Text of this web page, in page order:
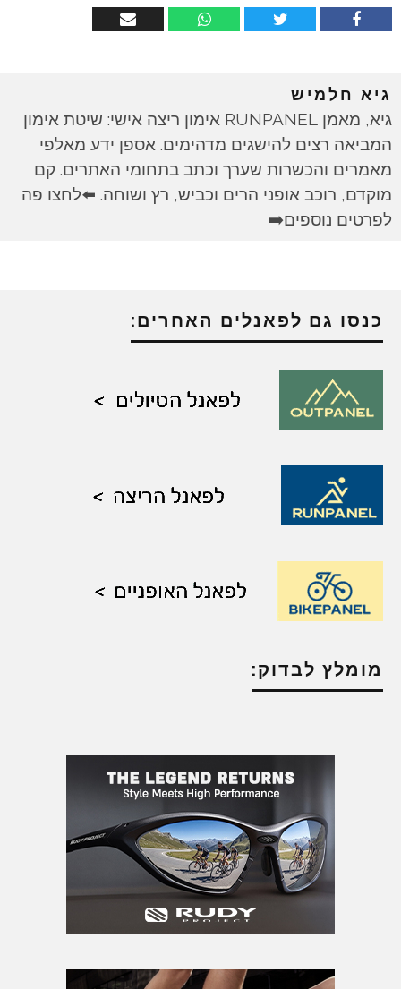
גיא חלמיש
גיא, מאמן RUNPANEL אימון ריצה אישי: שיטת אימון
המביאה רצים להישגים מדהימים. אספן ידע מאלפי
מאמרים והכשרות שערך וכתב בתחומי האתרים. קם
מוקדם, רוכב אופני הרים וכביש, רץ ושוחה. ⬅️לחצו פה
לפרטים נוספים➡️
כנסו גם לפאנלים האחרים:
מומלץ לבדוק: